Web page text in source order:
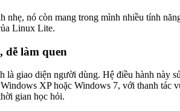
nhẹ, nó còn mang trong mình nhiều tính
Linux Lite.
dễ làm quen
giao diện người dùng. Hệ điều hành này
XP hoặc Windows 7, với thanh tác
gian học hỏi.